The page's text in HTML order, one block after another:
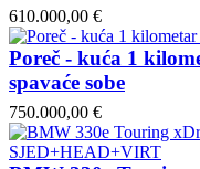
610.000,00 €
Poreč - kuća 1
spavaće sobe
750.000,00 €